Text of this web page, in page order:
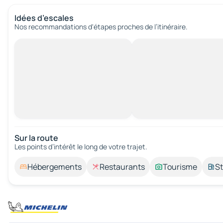
Idées d’escales
Nos recommandations d'étapes proches de l’itinéraire.
Sur la route
Les points d’intérêt le long de votre trajet.
Hébergements Restaurants Tourisme